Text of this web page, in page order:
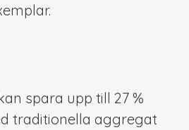
spara upp till 27 %
traditionella aggregat